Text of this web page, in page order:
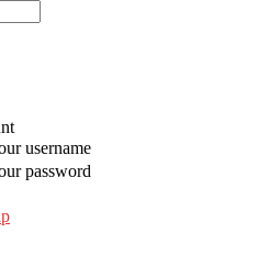
username
password